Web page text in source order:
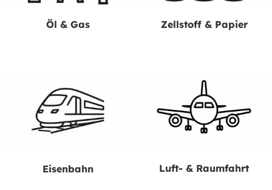
Öl & Gas Zellstoff & Papier
Eisenbahn Luft- & Raumfahrt